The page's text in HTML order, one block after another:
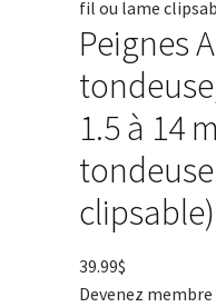
Peignes
1.5 à 14
clipsable)
39.99$
Devenez